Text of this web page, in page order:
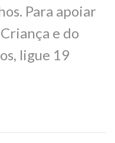
Para apoiar
e do
ligue 19